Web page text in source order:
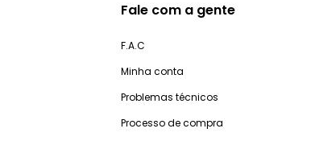
Fale com a gente
F.A.C
Minha conta
Problemas técnicos
Processo de compra